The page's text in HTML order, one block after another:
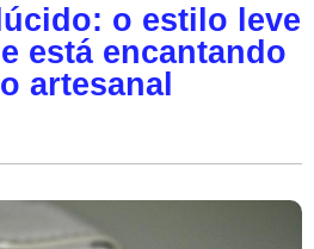
o estilo leve
está encantando
artesanal